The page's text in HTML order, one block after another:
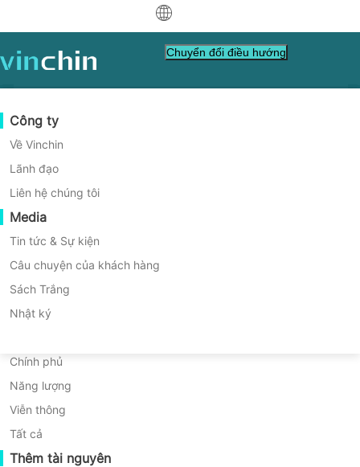
xuống
Hỗ
中文
Bảo vệ Dữ liệu
Sao lưu & Khôi phục
Phục chế Thời gian Thật
Bảo vệ Dữ liệu Liên tục
Sao lưu tại nơi khác
Lưu trữ
Điều phối Công việc
Di Chuyển Khối Lượng Công Việc
Di chuyển V2V
Di chuyển P2P
Di chuyển C2C
Di chuyển C2V
Di chuyển P2C
Khả năng khôi phục
Ảo
VMware
Hyper-V
Proxmox
XCP-ng
oVirt
H3C CAS/UIS
ZStack
Sangfor HCI
Huawei FusionCompute
Red Hat Virtualization
Oracle OLVM
XenServer/Citrix Hypervisor
KayGrid
Tài nguyên Hỗ trợ
Cơ sở kiến thức
Cách xem video hướng dẫn
Trung tâm trợ giúp
Sự kiện trực tiếp
Hội thảo
Phiên bản trực tiếp
Câu chuyện của khách hàng
Dịch vụ Công nghệ thông tin
Chính phủ
Năng lượng
Viễn thông
Tất cả
Thêm tài nguyên
Hướng dẫn mua hàng
Học cách mua hàng
Chính sách cấp phép
Câu hỏi thường gặp
Liên hệ
Yêu cầu báo giá
Trở thành Đối tác
Chương Trình Đối Tác
Trở thành Đối tác
Tìm một Đối tác
Tìm đối tác địa phương
Đã là đối tác chưa
Đăng nhập Cổng thông tin Đối tác
Công ty
Về Vinchin
Lãnh đạo
Liên hệ chúng tôi
Media
Tin tức & Sự kiện
Câu chuyện của khách hàng
Sách Trắng
Nhật ký
Chuyển đổi điều hướng
Giải pháp Backup Hợp nhất
cho Windows
Server/Workstation với
Vinchin
Dễ dàng, nhanh chóng, an toàn
TẢI VỀ PHIÊN BẢN DÙNG THỬ MIỄN PHÍ
* Giải pháp sao lưu toàn diện cho các môi
* 60 Ngày Dùng Thử (Phiên Bản Doanh
Nghiệp Không Giới Hạn)
* Không cần thẻ tín dụng
* Bắt đầu trong vòng 10 phút